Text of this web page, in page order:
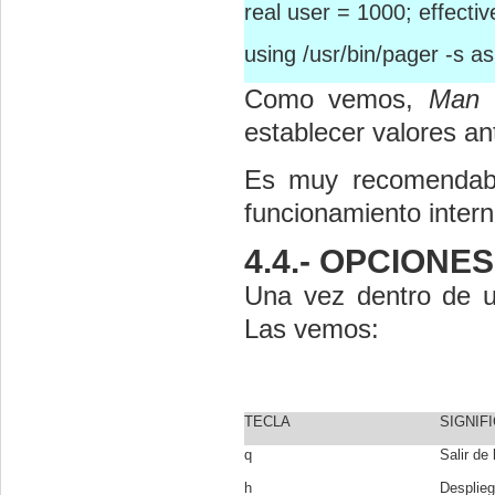
real user = 1000;
using /usr/bin/pager -s
Como vemos, Man
establecer valores
Es muy
funcionamiento
4.4.-
Una vez dentro
Las vemos:
TECLA
q
Salir de
h